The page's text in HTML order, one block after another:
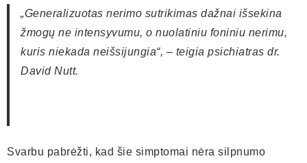
„Generalizuotas nerimo sutrikimas dažnai išsekina
žmogų ne intensyvumu, o nuolatiniu foniniu nerimu,
kuris niekada neišsijungia“, – teigia psichiatras dr.
David Nutt.
Svarbu pabrėžti, kad šie simptomai nėra silpnumo